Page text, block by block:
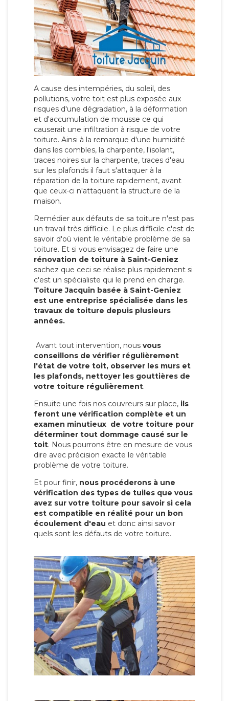
A cause des intempéries, du soleil, des
pollutions, votre toit est plus exposée aux
risques d'une dégradation, à la déformation
et d'accumulation de mousse ce qui
causerait une infiltration à risque de votre
toiture. Ainsi à la remarque d'une humidité
dans les combles, la charpente, l'isolant,
traces noires sur la charpente, traces d'eau
sur les plafonds il faut s'attaquer à la
réparation de la toiture rapidement, avant
que ceux-ci n'attaquent la structure de la
maison.
Remédier aux défauts de sa toiture n'est pas
un travail très difficile. Le plus difficile c'est de
savoir d'où vient le véritable problème de sa
toiture. Et si vous envisagez de faire une
rénovation de toiture à Saint-Geniez
sachez que ceci se réalise plus rapidement si
c'est un spécialiste qui le prend en charge.
Toiture Jacquin basée à Saint-Geniez
est une entreprise spécialisée dans les
travaux de toiture depuis plusieurs
années.
Avant tout intervention, nous vous
conseillons de vérifier régulièrement
l'état de votre toit, observer les murs et
les plafonds, nettoyer les gouttières de
votre toiture régulièrement.
Ensuite une fois nos couvreurs sur place, ils
feront une vérification complète et un
examen minutieux de votre toiture pour
déterminer tout dommage causé sur le
toit. Nous pourrons être en mesure de vous
dire avec précision exacte le véritable
problème de votre toiture.
Et pour finir, nous procéderons à une
vérification des types de tuiles que vous
avez sur votre toiture pour savoir si cela
est compatible en réalité pour un bon
écoulement d'eau et donc ainsi savoir
quels sont les défauts de votre toiture.